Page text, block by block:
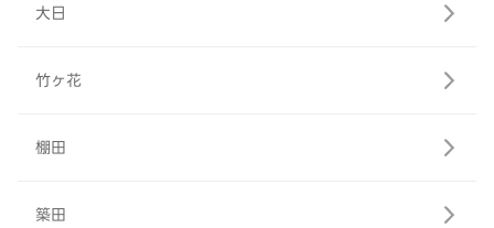
大日
竹ヶ花
棚田
築田